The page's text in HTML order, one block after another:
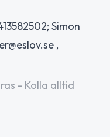
Simon
,
- Kolla alltid